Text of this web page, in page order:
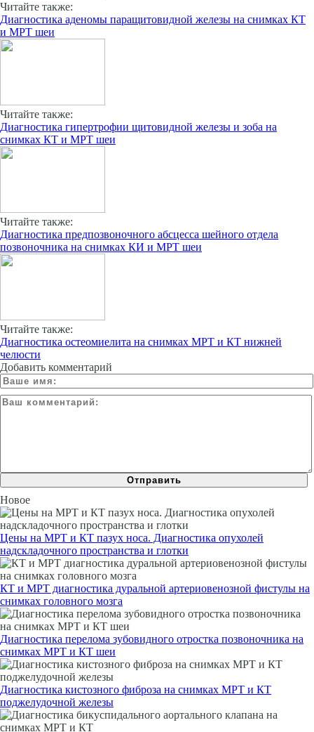
Читайте также:
Диагностика аденомы паращитовидной железы на снимках КТ
и МРТ шеи
Читайте также:
Диагностика гипертрофии щитовидной железы и зоба на
снимках КТ и МРТ шеи
Читайте также:
Диагностика предпозвоночного абсцесса шейного отдела
позвоночника на снимках КИ и МРТ шеи
Читайте также:
Диагностика остеомиелита на снимках МРТ и КТ нижней
челюсти
Добавить комментарий
Новое
Цены на МРТ и КТ пазух носа. Диагностика опухолей
надскладочного пространства и глотки
КТ и МРТ диагностика дуральной артериовенозной фистулы на
снимках головного мозга
Диагностика перелома зубовидного отростка позвоночника на
снимках МРТ и КТ шеи
Диагностика кистозного фиброза на снимках МРТ и КТ
поджелудочной железы